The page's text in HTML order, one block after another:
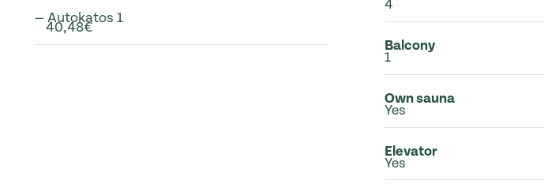
— Autokatos 1
40,48€
4
Balcony
1
Own sauna
Yes
Elevator
Yes